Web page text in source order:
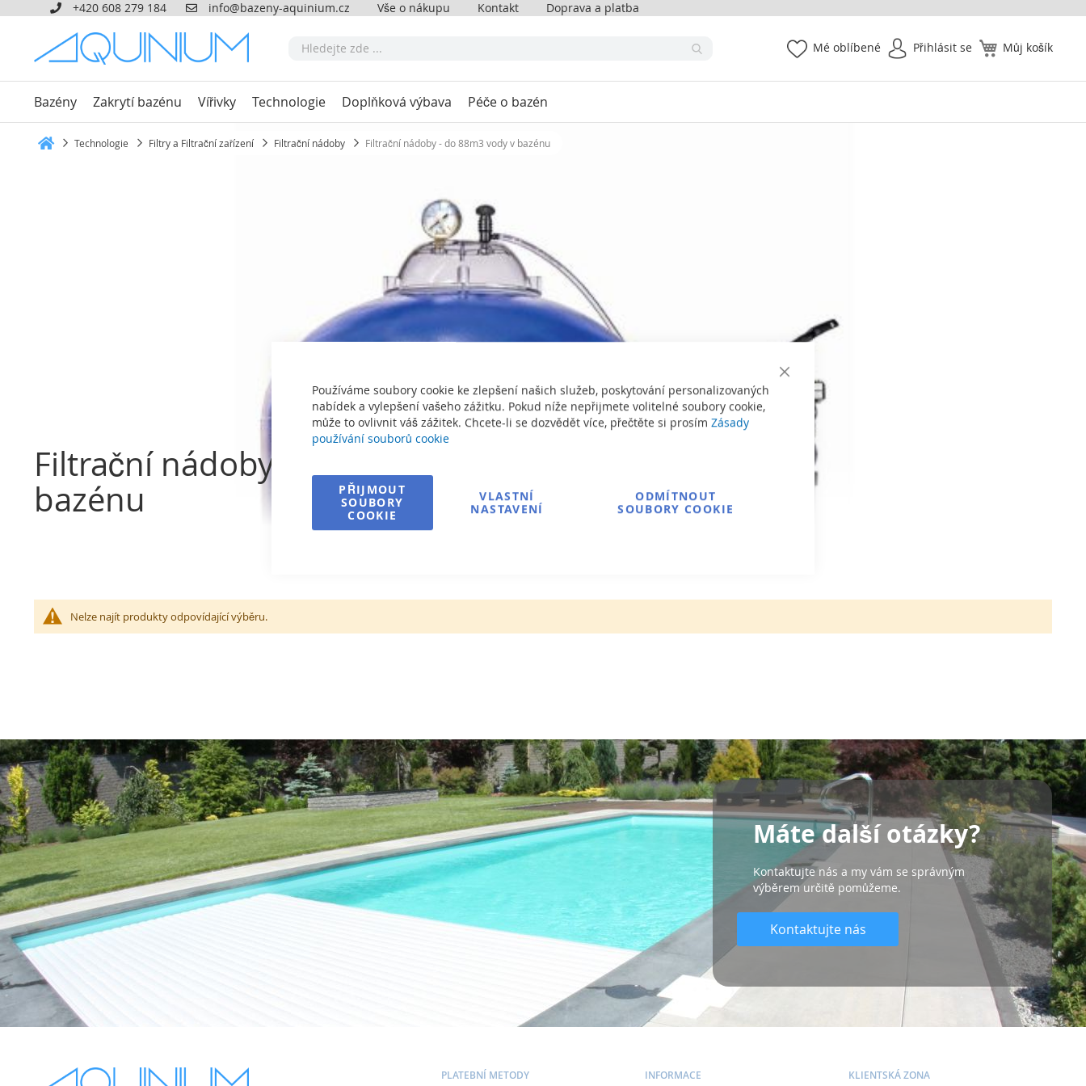
Close
Cookie
Používáme soubory cookie ke zlepšení našich služeb, poskytování personalizovaných
nabídek a vylepšení vašeho zážitku. Pokud níže nepřijmete volitelné soubory cookie,
může to ovlivnit váš zážitek. Chcete-li se dozvědět více, přečtěte si prosím Zásady
používání souborů cookie
PŘIJMOUT
SOUBORY
COOKIE
VLASTNÍ
NASTAVENÍ
ODMÍTNOUT
SOUBORY COOKIE
+420 608 279 184 info@bazeny-aquinium.cz Vše o nákupu Kontakt Doprava a platba
Můj košík
Mé oblíbené Přihlásit se
Bazény Zakrytí bazénu Vířivky Technologie Doplňková výbava Péče o bazén
Technologie Filtry a Filtrační zařízení Filtrační nádoby Filtrační nádoby - do 88m3 vody v bazénu
Filtrační nádoby - do 88m3 vody v
bazénu
Nelze najít produkty odpovídající výběru.
Máte další otázky?
Kontaktujte nás a my vám se správným
výběrem určitě pomůžeme.
Kontaktujte nás
PLATEBNÍ METODY INFORMACE KLIENTSKÁ ZONA